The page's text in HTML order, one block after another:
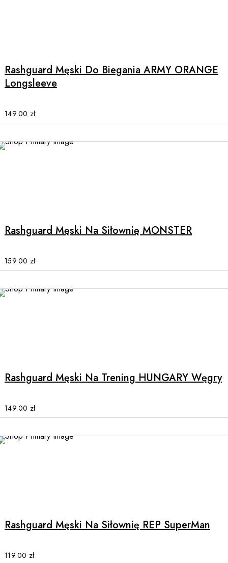
multiple
variants.
be
Rashguard Męski Do Biegania ARMY ORANGE
Longsleeve
149.00 zł
multiple
variants.
may
Rashguard Męski Na Siłownię MONSTER
159.00 zł
multiple
variants.
may
Rashguard Męski Na Trening HUNGARY Węgry
149.00 zł
multiple
variants.
Rashguard Męski Na Siłownię REP SuperMan
119.00 zł